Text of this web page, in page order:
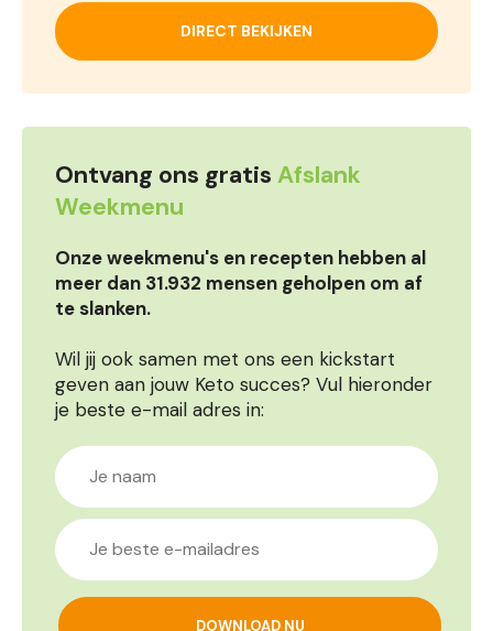
DIRECT BEKIJKEN
Ontvang ons gratis Afslank
Weekmenu
Onze weekmenu's en recepten hebben al
meer dan 31.932 mensen geholpen om af
te slanken.
Wil jij ook samen met ons een kickstart
geven aan jouw Keto succes? Vul hieronder
je beste e-mail adres in: